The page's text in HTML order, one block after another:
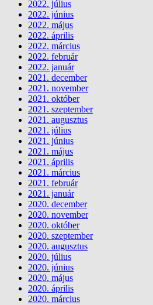
2022. július
2022. június
2022. május
2022. április
2022. március
2022. február
2022. január
2021. december
2021. november
2021. október
2021. szeptember
2021. augusztus
2021. július
2021. június
2021. május
2021. április
2021. március
2021. február
2021. január
2020. december
2020. november
2020. október
2020. szeptember
2020. augusztus
2020. július
2020. június
2020. május
2020. április
2020. március